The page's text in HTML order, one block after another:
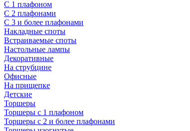
С 1 плафоном
С 2 плафонами
С 3 и более плафонами
Накладные споты
Встраиваемые споты
Настольные лампы
Декоративные
На струбцине
Офисные
На прищепке
Детские
Торшеры
Торшеры с 1 плафоном
Торшеры с 2 и более плафонами